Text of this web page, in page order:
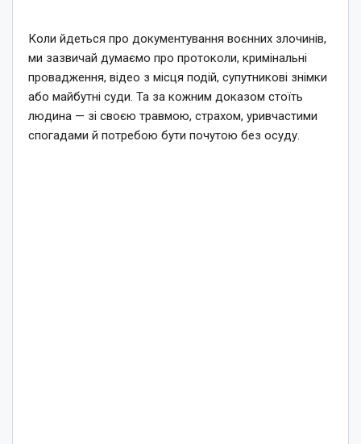
Коли йдеться про документування воєнних злочинів,
ми зазвичай думаємо про протоколи, кримінальні
провадження, відео з місця подій, супутникові знімки
або майбутні суди. Та за кожним доказом стоїть
людина — зі своєю травмою, страхом, уривчастими
спогадами й потребою бути почутою без осуду.